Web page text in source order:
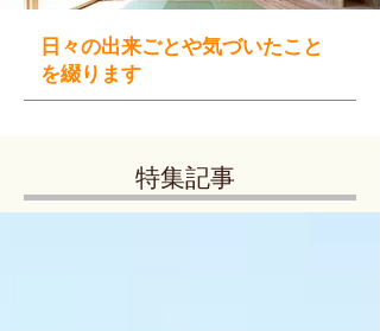
日々の出来ごとや気づいたこと
を綴ります
特集記事